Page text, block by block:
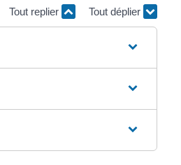
Tout replier
Tout déplier